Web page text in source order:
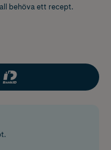
behöva ett recept.